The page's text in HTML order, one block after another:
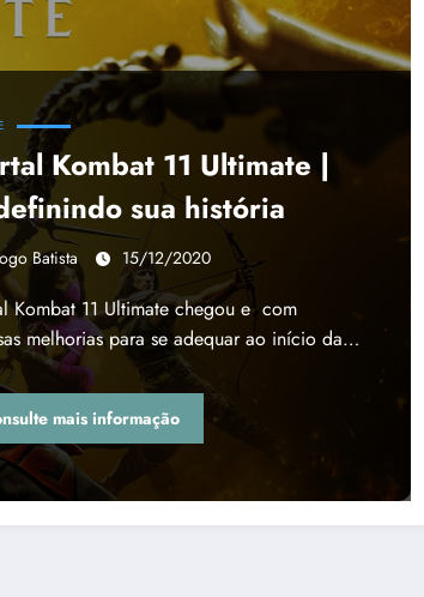
Kombat 11 Ultimate |
sua história
Batista 15/12/2020
Kombat 11 Ultimate chegou e com
melhorias para se adequar ao início da…
mais informação